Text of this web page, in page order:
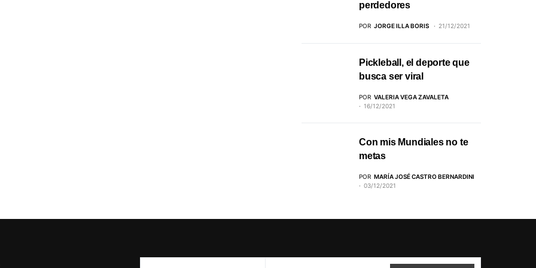
perdedores
POR JORGE ILLA BORIS 21/12/2021
Pickleball, el deporte que
busca ser viral
POR VALERIA VEGA ZAVALETA
16/12/2021
Con mis Mundiales no te
metas
POR MARÍA JOSÉ CASTRO BERNARDINI
03/12/2021